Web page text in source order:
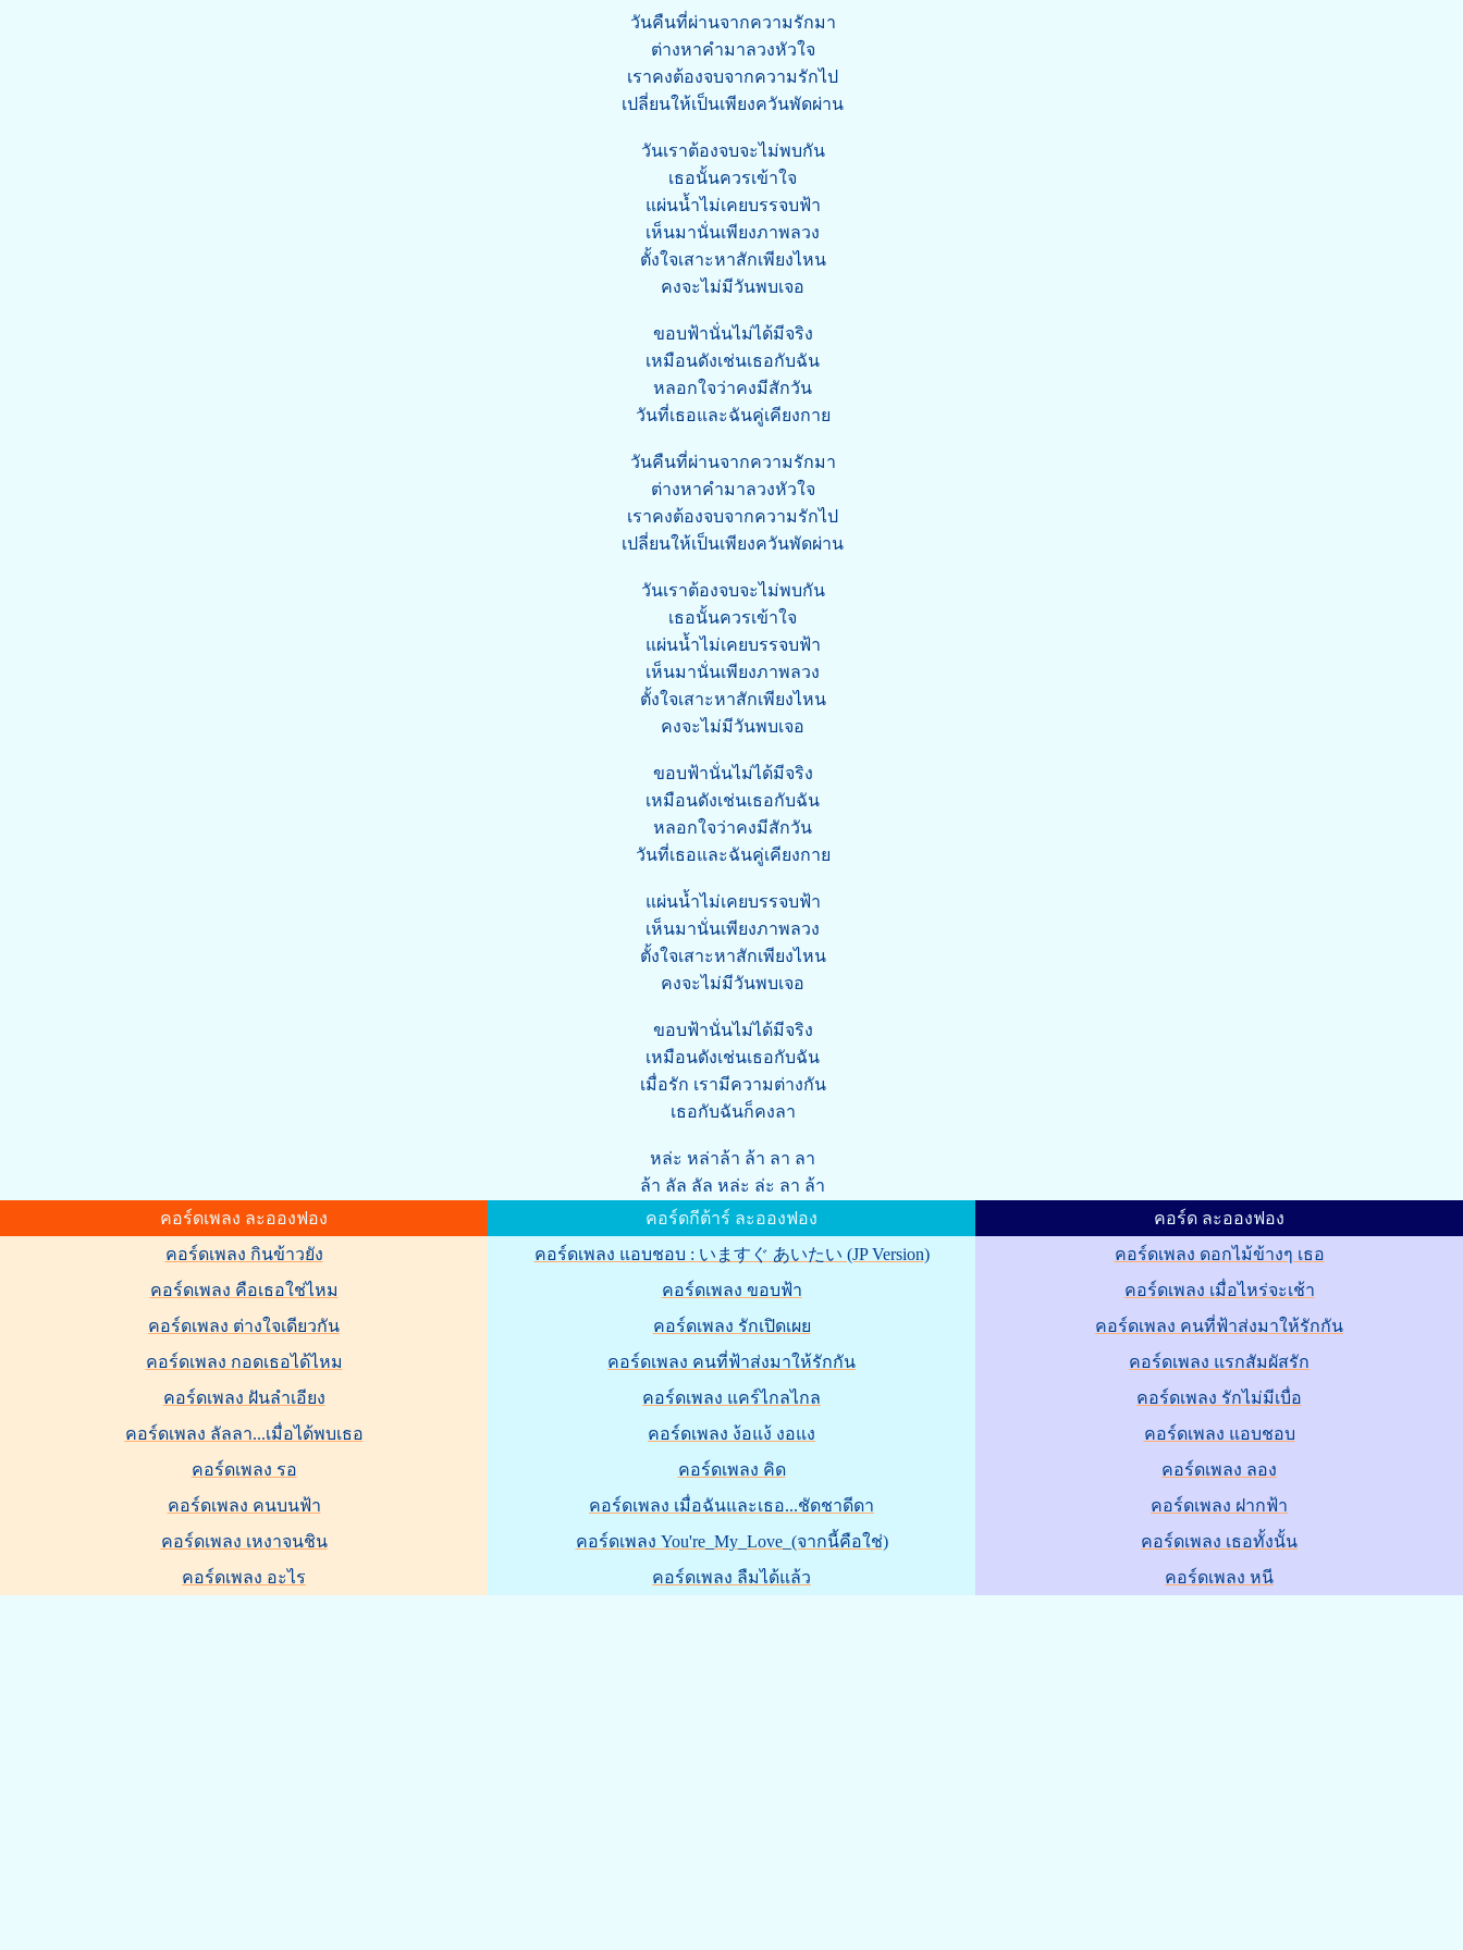
วันคืนที่ผ่านจากความรักมา
ต่างหาคำมาลวงหัวใจ
เราคงต้องจบจากความรักไป
เปลี่ยนให้เป็นเพียงควันพัดผ่าน
วันเราต้องจบจะไม่พบกัน
เธอนั้นควรเข้าใจ
แผ่นน้ำไม่เคยบรรจบฟ้า
เห็นมานั่นเพียงภาพลวง
ตั้งใจเสาะหาสักเพียงไหน
คงจะไม่มีวันพบเจอ
ขอบฟ้านั่นไม่ได้มีจริง
เหมือนดังเช่นเธอกับฉัน
หลอกใจว่าคงมีสักวัน
วันที่เธอและฉันคู่เคียงกาย
วันคืนที่ผ่านจากความรักมา
ต่างหาคำมาลวงหัวใจ
เราคงต้องจบจากความรักไป
เปลี่ยนให้เป็นเพียงควันพัดผ่าน
วันเราต้องจบจะไม่พบกัน
เธอนั้นควรเข้าใจ
แผ่นน้ำไม่เคยบรรจบฟ้า
เห็นมานั่นเพียงภาพลวง
ตั้งใจเสาะหาสักเพียงไหน
คงจะไม่มีวันพบเจอ
ขอบฟ้านั่นไม่ได้มีจริง
เหมือนดังเช่นเธอกับฉัน
หลอกใจว่าคงมีสักวัน
วันที่เธอและฉันคู่เคียงกาย
แผ่นน้ำไม่เคยบรรจบฟ้า
เห็นมานั่นเพียงภาพลวง
ตั้งใจเสาะหาสักเพียงไหน
คงจะไม่มีวันพบเจอ
ขอบฟ้านั่นไม่ได้มีจริง
เหมือนดังเช่นเธอกับฉัน
เมื่อรัก เรามีความต่างกัน
เธอกับฉันก็คงลา
หล่ะ หล่าล้า ล้า ลา ลา
ล้า ลัล ลัล หล่ะ ล่ะ ลา ล้า
คอร์ดเพลง ละอองฟอง
คอร์ดเพลง กินข้าวยัง
คอร์ดเพลง คือเธอใช่ไหม
คอร์ดเพลง ต่างใจเดียวกัน
คอร์ดเพลง กอดเธอได้ไหม
คอร์ดเพลง ฝันลำเอียง
คอร์ดเพลง ลัลลา...เมื่อได้พบเธอ
คอร์ดเพลง รอ
คอร์ดเพลง คนบนฟ้า
คอร์ดเพลง เหงาจนชิน
คอร์ดเพลง อะไร
คอร์ดกีต้าร์ ละอองฟอง
คอร์ดเพลง แอบชอบ : いますぐ あいたい (JP Version)
คอร์ดเพลง ขอบฟ้า
คอร์ดเพลง รักเปิดเผย
คอร์ดเพลง คนที่ฟ้าส่งมาให้รักกัน
คอร์ดเพลง แคร์ไกลไกล
คอร์ดเพลง ง้อแง้ งอแง
คอร์ดเพลง คิด
คอร์ดเพลง เมื่อฉันและเธอ...ชัดชาดีดา
คอร์ดเพลง You're_My_Love_(จากนี้คือใช่)
คอร์ดเพลง ลืมได้แล้ว
คอร์ด ละอองฟอง
คอร์ดเพลง ดอกไม้ข้างๆ เธอ
คอร์ดเพลง เมื่อไหร่จะเช้า
คอร์ดเพลง คนที่ฟ้าส่งมาให้รักกัน
คอร์ดเพลง แรกสัมผัสรัก
คอร์ดเพลง รักไม่มีเบื่อ
คอร์ดเพลง แอบชอบ
คอร์ดเพลง ลอง
คอร์ดเพลง ฝากฟ้า
คอร์ดเพลง เธอทั้งนั้น
คอร์ดเพลง หนี